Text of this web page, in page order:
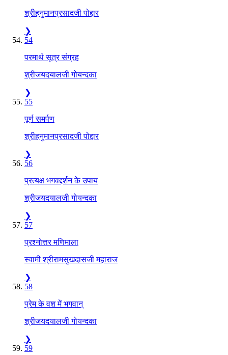
श्रीहनुमानप्रसादजी पोद्दार
❯
54
परमार्थ सूत्र संग्रह
श्रीजयदयालजी गोयन्दका
❯
55
पूर्ण समर्पण
श्रीहनुमानप्रसादजी पोद्दार
❯
56
प्रत्यक्ष भगवद्दर्शन के उपाय
श्रीजयदयालजी गोयन्दका
❯
57
प्रश्नोत्तर मणिमाला
स्वामी श्रीरामसुखदासजी महाराज
❯
58
प्रेम के वश में भगवान्
श्रीजयदयालजी गोयन्दका
❯
59